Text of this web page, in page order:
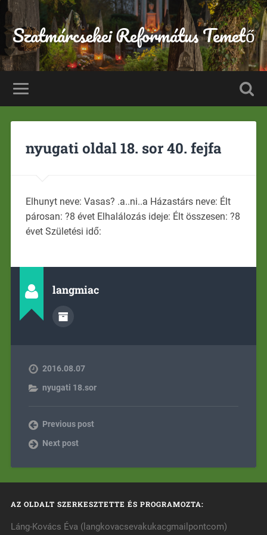
Szatmárcsekei Református Temető
nyugati oldal 18. sor 40. fejfa
Elhunyt neve: Vasas? .a..ni..a Házastárs neve: Élt
párosan: ?8 évet Elhalálozás ideje: Élt összesen: ?8
évet Születési idő:
langmiac
2016.08.07
nyugati 18.sor
Previous post
Next post
AZ OLDALT SZERKESZTETTE ÉS PROGRAMOZTA:
Láng-Kovács Éva (langkovacsevakukacgmailpontcom)